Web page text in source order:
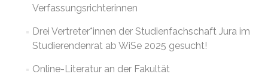
Verfassungsrichterinnen
Drei Vertreter*innen der Studienfachschaft Jura im
Studierendenrat ab WiSe 2025 gesucht!
Online-Literatur an der Fakultät